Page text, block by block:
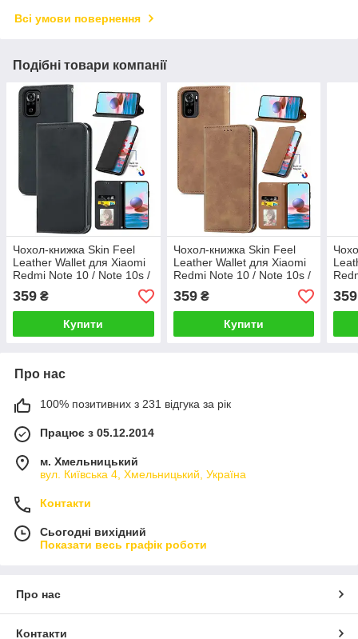
Всі умови повернення
Подібні товари компанії
Чохол-книжка Skin Feel
Leather Wallet для Xiaomi
Redmi Note 10 / Note 10s /
Poco M5s Black
359 ₴
Купити
Чохол-книжка Skin Feel
Leather Wallet для Xiaomi
Redmi Note 10 / Note 10s /
Poco M5s Brown
359₴
Купити
359
Про нас
100% позитивних з 231 відгука за рік
Працює з 05.12.2014
м. Хмельницький
вул. Київська 4, Хмельницький, Україна
Контакти
Сьогодні вихідний
Показати весь графік роботи
Про нас
Контакти